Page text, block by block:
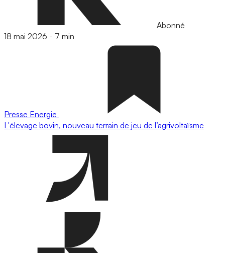
Abonné
18 mai 2026 - 7 min
Presse Energie
L'élevage bovin, nouveau terrain de jeu de l’agrivoltaïsme